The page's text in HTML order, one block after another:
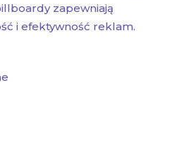
zapewniają
i efektywność reklam.